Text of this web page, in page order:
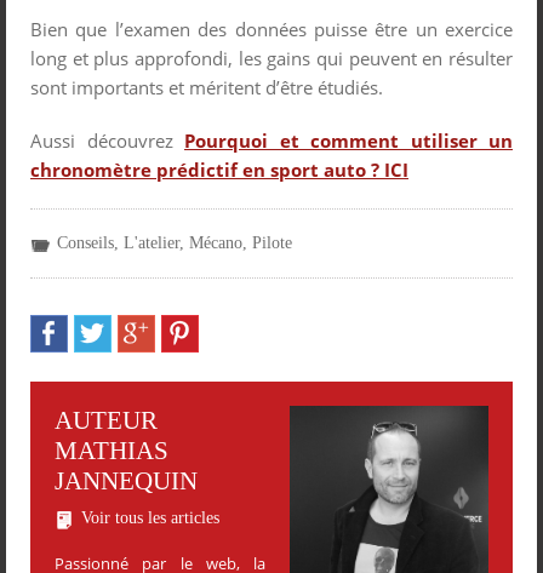
Bien que l’examen des données puisse être un exercice
long et plus approfondi, les gains qui peuvent en résulter
sont importants et méritent d’être étudiés.
Aussi découvrez Pourquoi et comment utiliser un
chronomètre prédictif en sport auto ? ICI
Conseils, L'atelier, Mécano, Pilote
AUTEUR
MATHIAS
JANNEQUIN
Voir tous les articles
Passionné par le web, la